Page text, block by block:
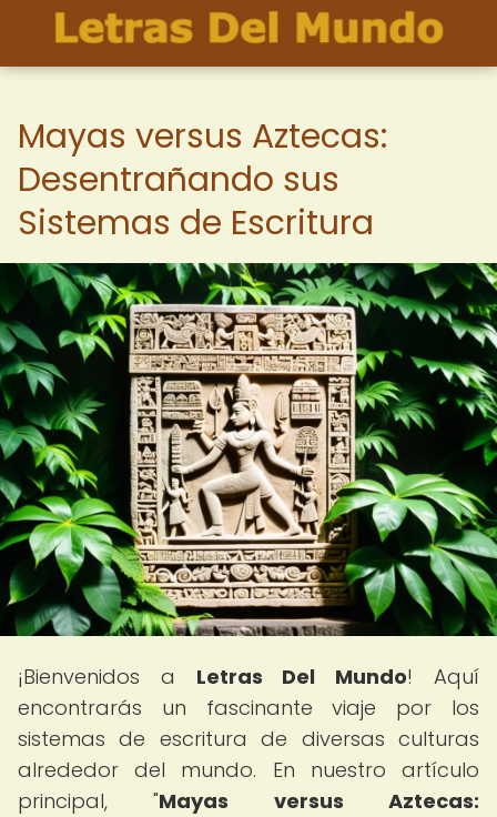
Mayas versus Aztecas:
Desentrañando sus
Sistemas de Escritura
¡Bienvenidos a Letras Del Mundo! Aquí
encontrarás un fascinante viaje por los
sistemas de escritura de diversas culturas
alrededor del mundo. En nuestro artículo
principal, "Mayas versus Aztecas: